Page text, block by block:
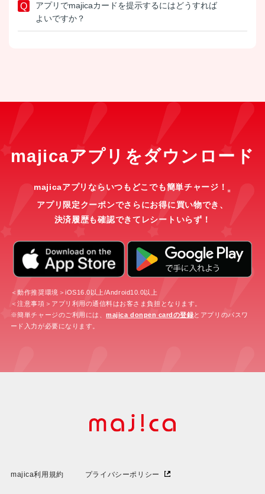
アプリでmajicaカードを提示するにはどうすれば
よいですか？
majicaアプリをダウンロード
majicaアプリならいつもどこでも簡単チャージ！ ※
アプリ限定クーポンでさらにお得に買い物でき、
決済履歴も確認できてレシートいらず！
＜動作推奨環境＞iOS16.0以上/Android10.0以上
＜注意事項＞アプリ利用の通信料はお客さま負担となります。
※簡単チャージのご利用には、majica donpen cardの登録とアプリのパスワ
ード入力が必要になります。
majica利用規約 プライバシーポリシー